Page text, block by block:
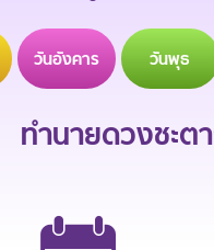
วันอังคาร วันพุธ
ทำนายดวงชะต